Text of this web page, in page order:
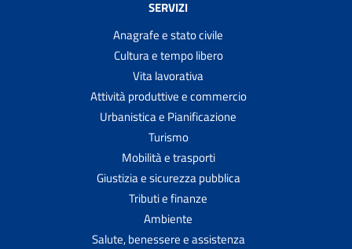
SERVIZI
Anagrafe e stato civile
Cultura e tempo libero
Vita lavorativa
Attività produttive e commercio
Urbanistica e Pianificazione
Turismo
Mobilità e trasporti
Giustizia e sicurezza pubblica
Tributi e finanze
Ambiente
Salute, benessere e assistenza